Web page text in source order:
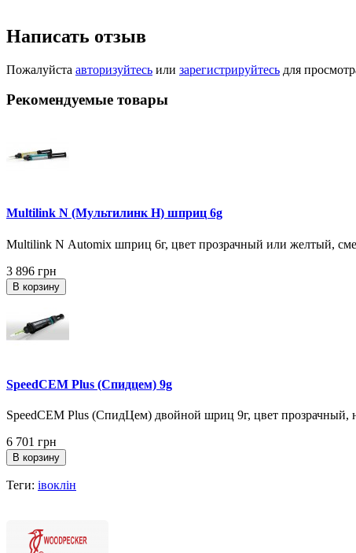
Написать отзыв
Пожалуйста авторизуйтесь или зарегистрируйтесь для
Рекомендуемые товары
Multilink N (Мультилинк Н) шприц 6g
Multilink N Automix шприц 6г, цвет прозрачный или желтый,
3 896 грн
В корзину
SpeedCEM Plus (Спидцем) 9g
SpeedCEM Plus (СпидЦем) двойной шриц 9г, цвет прозрачный,
6 701 грн
В корзину
Теги: івоклін